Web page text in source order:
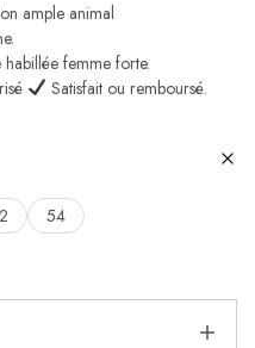
ample animal
femme forte.
Satisfait ou remboursé.
54